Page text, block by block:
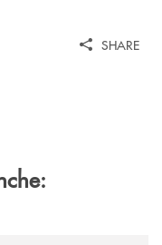
SHARE